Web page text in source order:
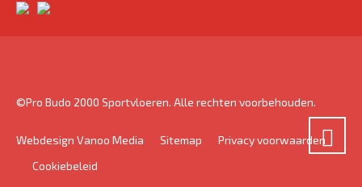
©Pro Budo 2000 Sportvloeren. Alle rechten voorbehouden.
Webdesign Vanoo Media Sitemap
Privacy voorwaarden
Cookiebeleid